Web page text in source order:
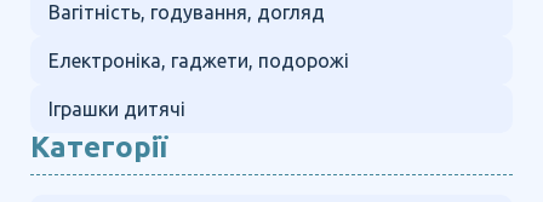
Вагітність, годування, догляд
Електроніка, гаджети, подорожі
Іграшки дитячі
Категорії